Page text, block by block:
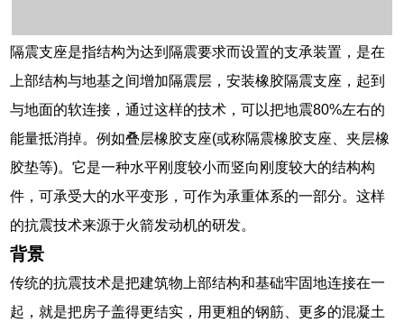
隔震支座是指结构为达到隔震要求而设置的支承装置，是在
上部结构与地基之间增加隔震层，安装橡胶隔震支座，起到
与地面的软连接，通过这样的技术，可以把地震80%左右的
能量抵消掉。例如叠层橡胶支座(或称隔震橡胶支座、夹层橡
胶垫等)。它是一种水平刚度较小而竖向刚度较大的结构构
件，可承受大的水平变形，可作为承重体系的一部分。这样
的抗震技术来源于火箭发动机的研发。
背景
传统的抗震技术是把建筑物上部结构和基础牢固地连接在一
起，就是把房子盖得更结实，用更粗的钢筋、更多的混凝土